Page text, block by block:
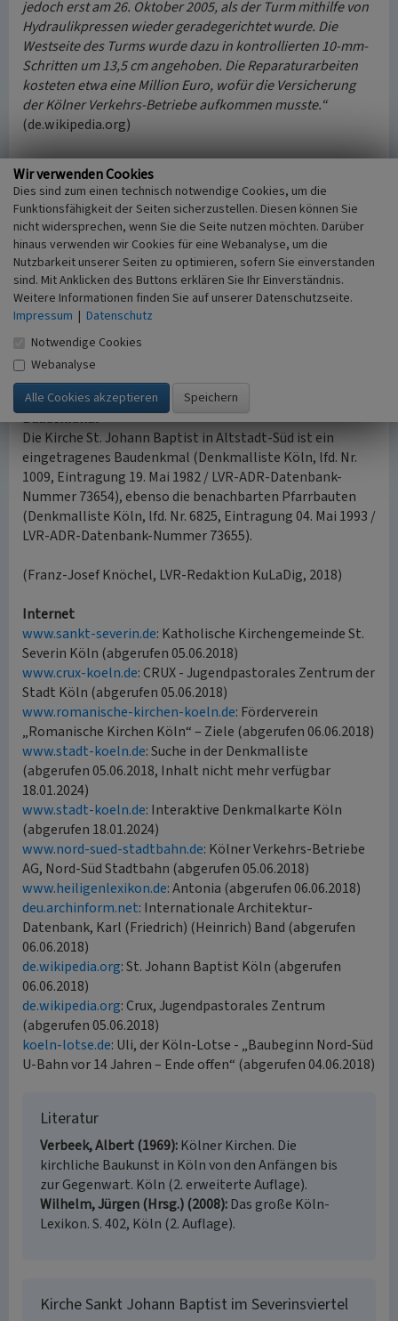
jedoch erst am 26. Oktober 2005, als der Turm mithilfe von
Hydraulikpressen wieder geradegerichtet wurde. Die
Westseite des Turms wurde dazu in kontrollierten 10-mm-
Schritten um 13,5 cm angehoben. Die Reparaturarbeiten
kosteten etwa eine Million Euro, wofür die Versicherung
der Kölner Verkehrs-Betriebe aufkommen musste.“
(de.wikipedia.org)
Durch den „schiefen Turm von Köln“ kam glücklicherweise
niemand zu Schaden. Es wurde auch niemand verletzt, als
sich – ebenfalls infolge des Stadtbahn-Ausbaus – im
November 2004 Teile der Gewölbedecke der Abteikirche
Sankt Maria im Kapitollösten oder als sich im August
2007 der Rathausturm um knapp einen Zentimeter
gesenkt hatte, so dass ein Keller unter dem Turm
gesperrt werden musste (koeln-lotse.de).
Aufgebraucht war dieses Glück dann wohl erst mit dem
Einsturz des von St. Johann Baptist nur etwa 200 Meter
entferntenKölner Stadtarchivs
Todesopfer forderte.
Baudenkmal
Die Kirche St. Johann Baptist in Altstadt-Süd ist ein
eingetragenes Baudenkmal (Denkmalliste Köln, lfd. Nr.
1009, Eintragung 19. Mai 1982 / LVR-ADR-Datenbank-
Nummer 73654), ebenso die benachbarten Pfarrbauten
(Denkmalliste Köln, lfd. Nr. 6825, Eintragung 04. Mai 1993 /
LVR-ADR-Datenbank-Nummer 73655).
(Franz-Josef Knöchel, LVR-Redaktion KuLaDig, 2018)
Internet
www.sankt-severin.de: Katholische Kirchengemeinde St.
Severin Köln (abgerufen 05.06.2018)
www.crux-koeln.de: CRUX - Jugendpastorales Zentrum der
Stadt Köln (abgerufen 05.06.2018)
www.romanische-kirchen-koeln.de: Förderverein
„Romanische Kirchen Köln“ – Ziele (abgerufen 06.06.2018)
www.stadt-koeln.de: Suche in der Denkmalliste
(abgerufen 05.06.2018, Inhalt nicht mehr verfügbar
18.01.2024)
www.stadt-koeln.de: Interaktive Denkmalkarte Köln
(abgerufen 18.01.2024)
www.nord-sued-stadtbahn.de: Kölner Verkehrs-Betriebe
AG, Nord-Süd Stadtbahn (abgerufen 05.06.2018)
www.heiligenlexikon.de: Antonia (abgerufen 06.06.2018)
deu.archinform.net: Internationale Architektur-
Datenbank, Karl (Friedrich) (Heinrich) Band (abgerufen
06.06.2018)
de.wikipedia.org: St. Johann Baptist Köln (abgerufen
06.06.2018)
de.wikipedia.org: Crux, Jugendpastorales Zentrum
(abgerufen 05.06.2018)
koeln-lotse.de: Uli, der Köln-Lotse - „Baubeginn Nord-Süd
U-Bahn vor 14 Jahren – Ende offen“ (abgerufen 04.06.2018)
Literatur
Verbeek, Albert (1969) Kölner Kirchen. Die
kirchliche Baukunst in Köln von den Anfängen bis
zur Gegenwart. Köln (2. erweiterte Auflage).
Wilhelm, Jürgen (Hrsg.) (2008) Das große Köln-
Lexikon. S. 402, Köln (2. Auflage).
Kirche Sankt Johann Baptist im Severinsviertel
Wir verwenden Cookies
Dies sind zum einen technisch notwendige Cookies, um die
Funktionsfähigkeit der Seiten sicherzustellen. Diesen können Sie
nicht widersprechen, wenn Sie die Seite nutzen möchten. Darüber
hinaus verwenden wir Cookies für eine Webanalyse, um die
Nutzbarkeit unserer Seiten zu optimieren, sofern Sie einverstanden
sind. Mit Anklicken des Buttons erklären Sie Ihr Einverständnis.
Weitere Informationen finden Sie auf unserer Datenschutzseite.
Impressum | Datenschutz
Notwendige Cookies
Webanalyse